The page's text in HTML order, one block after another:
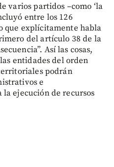
varios partidos –como ‘la
entre los 126
que explícitamente habla
del artículo 38 de la
Así las cosas,
entidades del orden
podrán
e
ejecución de recursos